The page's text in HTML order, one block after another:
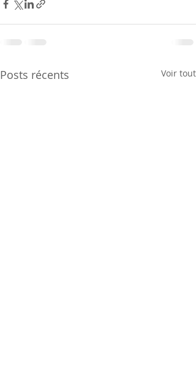
Posts récents Voir tout